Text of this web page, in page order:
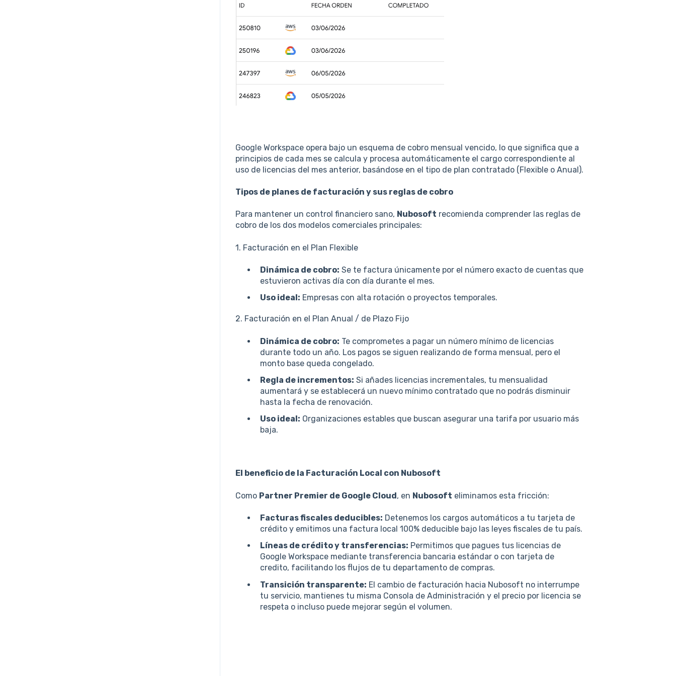
Google Workspace opera bajo un esquema de cobro mensual vencido, lo que significa que a
principios de cada mes se calcula y procesa automáticamente el cargo correspondiente al
uso de licencias del mes anterior, basándose en el tipo de plan contratado (Flexible o Anual).
Tipos de planes de facturación y sus reglas de cobro
Para mantener un control financiero sano, Nubosoft recomienda comprender las reglas de
cobro de los dos modelos comerciales principales:
1. Facturación en el Plan Flexible
Dinámica de cobro: Se te factura únicamente por el número exacto de cuentas que
estuvieron activas día con día durante el mes.
Uso ideal: Empresas con alta rotación o proyectos temporales.
2. Facturación en el Plan Anual / de Plazo Fijo
Dinámica de cobro: Te comprometes a pagar un número mínimo de licencias
durante todo un año. Los pagos se siguen realizando de forma mensual, pero el
monto base queda congelado.
Regla de incrementos: Si añades licencias incrementales, tu mensualidad
aumentará y se establecerá un nuevo mínimo contratado que no podrás disminuir
hasta la fecha de renovación.
Uso ideal: Organizaciones estables que buscan asegurar una tarifa por usuario más
baja.
El beneficio de la Facturación Local con Nubosoft
Como Partner Premier de Google Cloud, en Nubosoft eliminamos esta fricción:
Facturas fiscales deducibles: Detenemos los cargos automáticos a tu tarjeta de
crédito y emitimos una factura local 100% deducible bajo las leyes fiscales de tu país.
Líneas de crédito y transferencias: Permitimos que pagues tus licencias de
Google Workspace mediante transferencia bancaria estándar o con tarjeta de
credito, facilitando los flujos de tu departamento de compras.
Transición transparente: El cambio de facturación hacia Nubosoft no interrumpe
tu servicio, mantienes tu misma Consola de Administración y el precio por licencia se
respeta o incluso puede mejorar según el volumen.